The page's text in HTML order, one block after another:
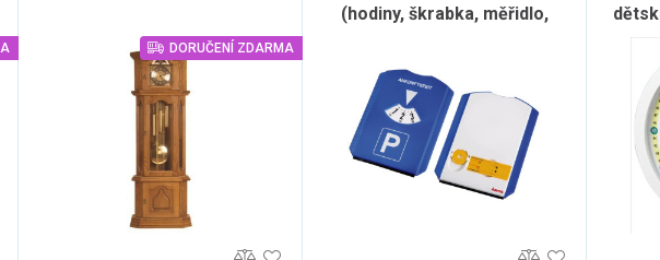
DORUČENÍ ZDARMA
(hodiny, škrabka, měřidlo,